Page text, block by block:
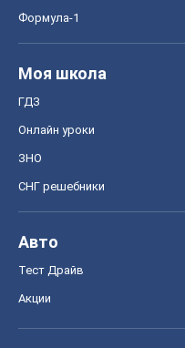
Формула-1
Моя школа
ГДЗ
Онлайн уроки
ЗНО
СНГ решебники
Авто
Тест Драйв
Акции